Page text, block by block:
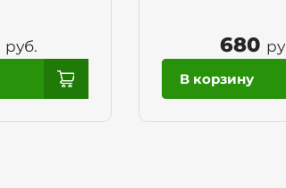
руб. 680